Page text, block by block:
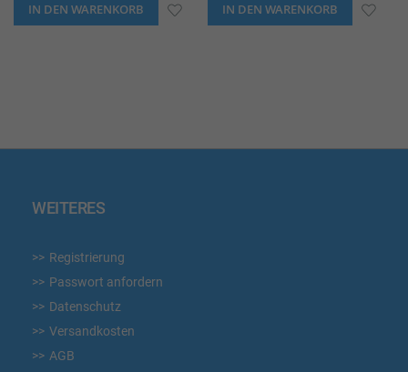
IN DEN WARENKORB ZUR IN DEN WARENKORB ZUR
WEITERES
Registrierung
Passwort anfordern
Datenschutz
Versandkosten
AGB